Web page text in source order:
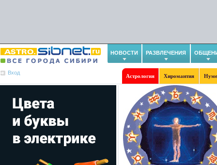
НОВОСТИ РАЗВЛЕЧЕНИЯ
Вход
Астрология Хиромантия